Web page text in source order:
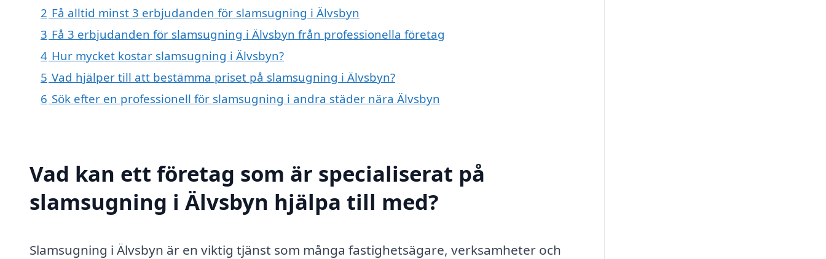
2 Få alltid minst 3 erbjudanden för slamsugning i Älvsbyn
3 Få 3 erbjudanden för slamsugning i Älvsbyn från professionella företag
4 Hur mycket kostar slamsugning i Älvsbyn?
5 Vad hjälper till att bestämma priset på slamsugning i Älvsbyn?
6 Sök efter en professionell för slamsugning i andra städer nära Älvsbyn
Vad kan ett företag som är specialiserat på
slamsugning i Älvsbyn hjälpa till med?
Slamsugning i Älvsbyn är en viktig tjänst som många fastighetsägare, verksamheter och